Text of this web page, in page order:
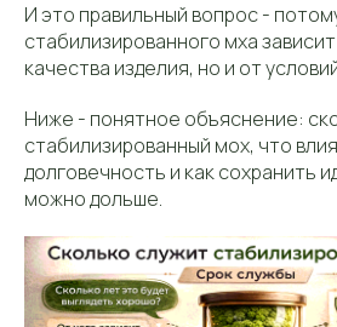
И это правильный вопрос -
стабилизированного мха
качества изделия, но и от
Ниже - понятное объяснение:
стабилизированный мох, что
долговечность и как сохранить
можно дольше.